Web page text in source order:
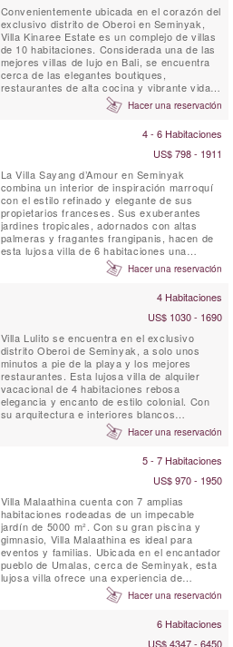
Convenientemente ubicada en el corazón del
exclusivo distrito de Oberoi en Seminyak,
Villa Kinaree Estate es un complejo de villas
de 10 habitaciones. Considerada una de las
mejores villas de lujo en Bali, se encuentra
cerca de las elegantes boutiques,
restaurantes de alta cocina y vibrante vida
nocturna que han hecho famoso a
Seminyak, y a tan solo unos minutos a pie
Hacer una reservación
4 - 6 Habitaciones
US$ 798 - 1911
La Villa Sayang d’Amour en Seminyak
combina un interior de inspiración marroquí
con el estilo refinado y elegante de sus
propietarios franceses. Sus exuberantes
jardines tropicales, adornados con altas
palmeras y fragantes frangipanis, hacen de
esta lujosa villa de 6 habitaciones una
residencia inconfundiblemente balinesa.
Hospedarse en la Villa Sayang d’Amour es
cuento de Las Mil y Una Noches.
Hacer una reservación
4 Habitaciones
US$ 1030 - 1690
Villa Lulito se encuentra en el exclusivo
distrito Oberoi de Seminyak, a solo unos
minutos a pie de la playa y los mejores
restaurantes. Esta lujosa villa de alquiler
vacacional de 4 habitaciones rebosa
elegancia y encanto de estilo colonial. Con
su arquitectura e interiores blancos
impecables, Villa Lulito es el refugio perfecto
en Bali para disfrutar de unas vacaciones
Hacer una reservación
5 - 7 Habitaciones
US$ 970 - 1950
Villa Malaathina cuenta con 7 amplias
habitaciones rodeadas de un impecable
jardín de 5000 m². Con su gran piscina y
gimnasio, Villa Malaathina es ideal para
eventos y familias. Ubicada en el encantador
pueblo de Umalas, cerca de Seminyak, esta
lujosa villa ofrece una experiencia de
realeza en un entorno sereno y bellamente
Hacer una reservación
6 Habitaciones
US$ 4347 - 6450